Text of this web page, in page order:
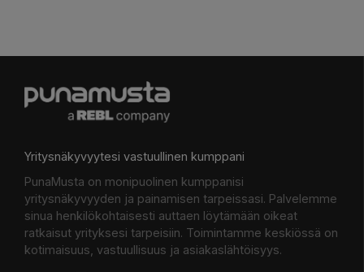
Yritysnäkyvyytesi vastuullinen kumppani
PunaMusta on monipuolinen kumppanisi
yritysnäkyvyyden ja painamisen tarpeissasi. Palvelemme
sinua henkilökohtaisesti auttaen löytämään oikeat
ratkaisut yrityksesi tarpeisiin. Toimintamme keskiössä on
kotimaisuus, vastuullisuus ja asiakaslähtöisyys.